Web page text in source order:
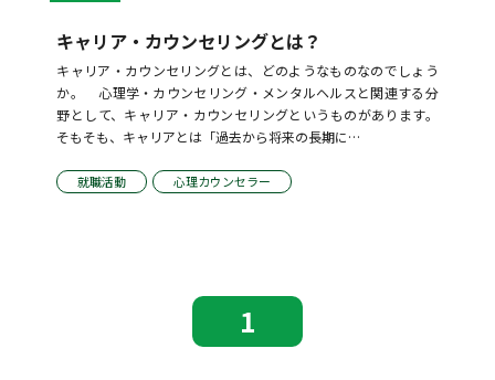
キャリア・カウンセリングとは？
キャリア・カウンセリングとは、どのようなものなのでしょう
か。    心理学・カウンセリング・メンタルヘルスと関連する分
野として、キャリア・カウンセリングというものがあります。
そもそも、キャリアとは「過去から将来の長期に…
就職活動 心理カウンセラー
1